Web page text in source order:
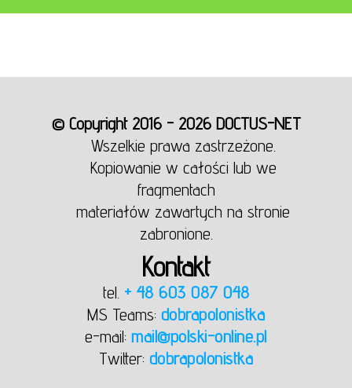
© Copyright 2016 - 2026 DOCTUS-NET
Wszelkie prawa zastrzeżone.
Kopiowanie w całości lub we
fragmentach
materiałów zawartych na stronie
zabronione.
Kontakt
tel. + 48 603 087 048
MS Teams: dobrapolonistka
e-mail:mail@polski-online.pl
Twitter: dobrapolonistka